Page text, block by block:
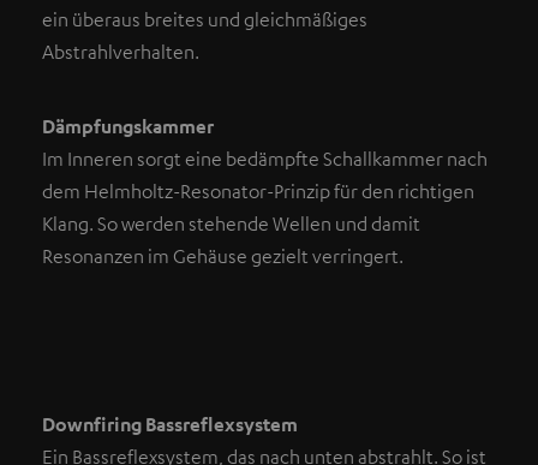
ein überaus breites und gleichmäßiges
Abstrahlverhalten.
Dämpfungskammer
Im Inneren sorgt eine bedämpfte Schallkammer nach
dem Helmholtz-Resonator-Prinzip für den richtigen
Klang. So werden stehende Wellen und damit
Resonanzen im Gehäuse gezielt verringert.
Downfiring Bassreflexsystem
Ein Bassreflexsystem, das nach unten abstrahlt. So ist